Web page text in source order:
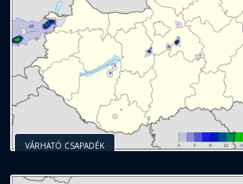
VÁRHATÓ CSAPADÉK